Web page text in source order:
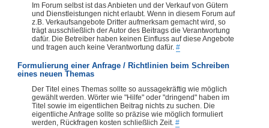
Im Forum selbst ist das Anbieten und der Verkauf von Gütern
und Dienstleistungen nicht erlaubt. Wenn in diesem Forum auf
z.B. Verkaufsangebote Dritter aufmerksam gemacht wird, so
trägt ausschließlich der Autor des Beitrags die Verantwortung
dafür. Die Betreiber haben keinen Einfluss auf diese Angebote
und tragen auch keine Verantwortung dafür. #
Formulierung einer Anfrage / Richtlinien beim Schreiben
eines neuen Themas
Der Titel eines Themas sollte so aussagekräftig wie möglich
gewählt werden. Wörter wie "Hilfe" oder "dringend" haben im
Titel sowie im eigentlichen Beitrag nichts zu suchen. Die
eigentliche Anfrage sollte so präzise wie möglich formuliert
werden, Rückfragen kosten schließlich Zeit. #